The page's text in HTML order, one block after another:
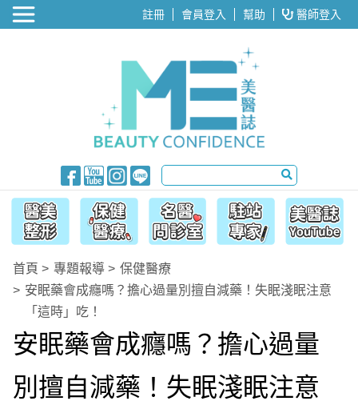
醫美整形 註冊 會員登入 幫助 醫師登入
首頁 專題報導
保健醫療
安眠藥會成癮嗎？擔心過量別擅自減藥！失眠淺眠注意
「這時」吃！
安眠藥會成癮嗎？擔心過量
別擅自減藥！失眠淺眠注意